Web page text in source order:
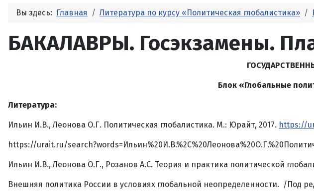
Вы здесь: Главная Литература по курсу «Политическая глобалистика»
БАКАЛАВРЫ. Госэкзамены.
Блок «Глобальные
Литература:
Ильин И.В., Леонова О.Г. Политическая глобалистика. М.: Юрайт, 2017. https://
https://urait.ru/
Ильин И.В., Леонова О.Г., Розанов А.С. Теория и практика политической
Внешняя политика России в условиях глобальной неопределенности. /Под